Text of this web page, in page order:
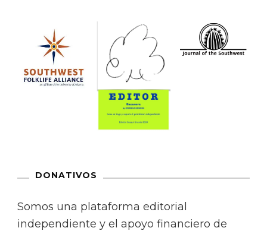
DONATIVOS
Somos una plataforma editorial
independiente y el apoyo financiero de